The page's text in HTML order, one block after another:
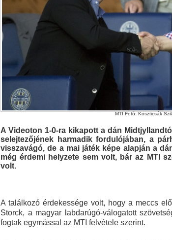
MTI Fotó: Koszticsák
A Videoton 1-0-ra kikapott a dán
selejtezőjének harmadik fordulójában, a
visszavágó, de a mai játék képe alapján a
még érdemi helyzete sem volt, bár az MTI
volt.
A találkozó érdekessége volt, hogy a meccs
Storck, a magyar labdarúgó-válogatott
fogtak egymással az MTI felvétele szerint.